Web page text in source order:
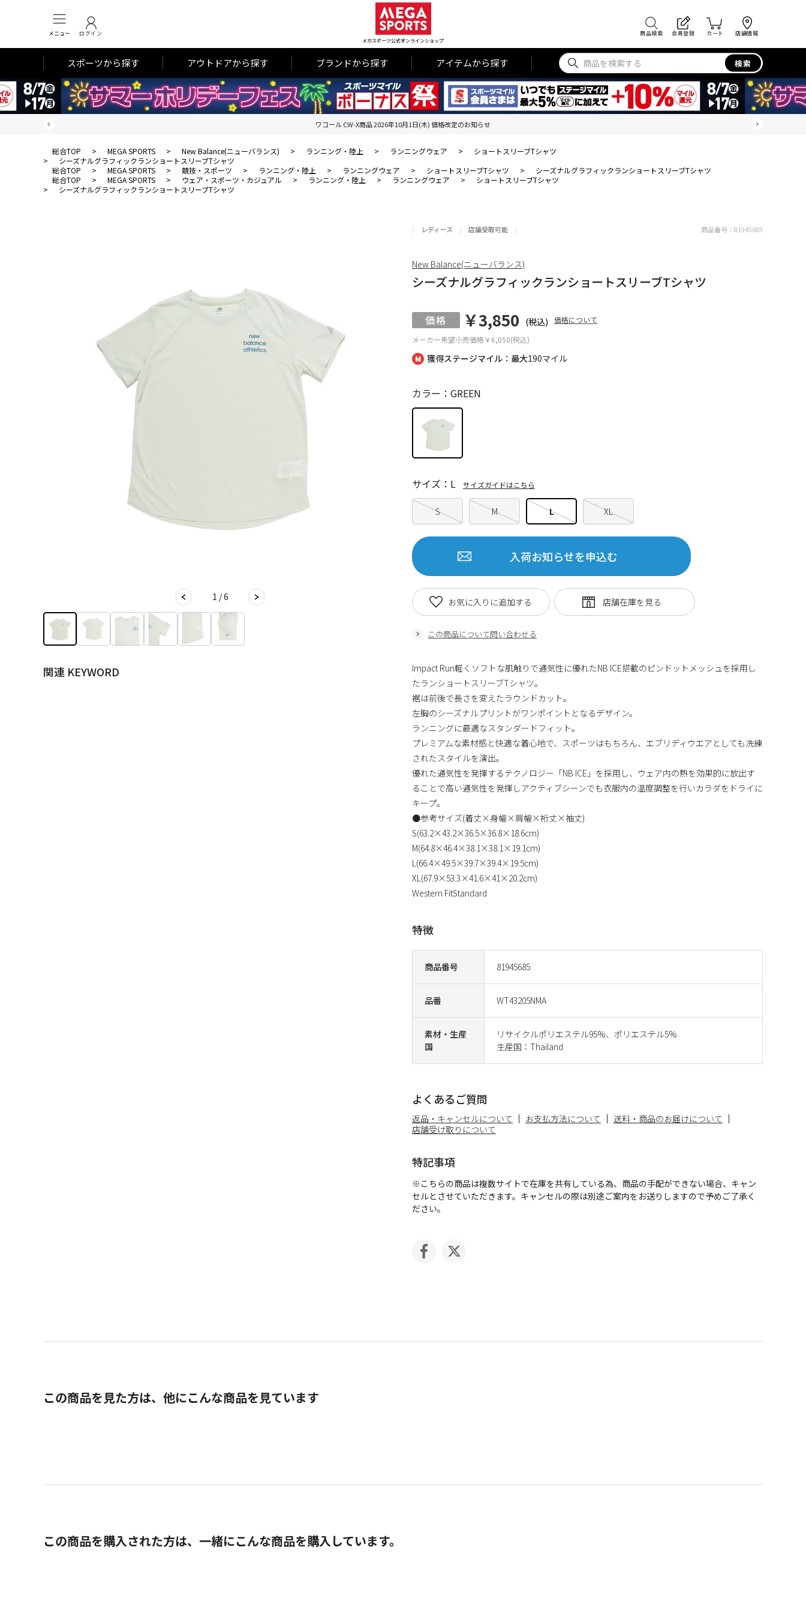
メニュー ログイン
メガスポーツ公式オンラインショップ
商品検索 会員登録 カート 店舗情報
スポーツから探す アウトドアから探す ブランドから探す アイテムから探す 検索
ワコール CW-X商品 2026年10月1日(木) 価格改定のお知らせ
総合TOP > MEGA SPORTS > New Balance(ニューバランス) > ランニング・陸上 > ランニングウェア >
ショートスリーブTシャツ
>
シーズナルグラフィックランショートスリーブTシャツ
総合TOP
> MEGA SPORTS > 競技・スポーツ > ランニング・陸上 > ランニングウェア > ショートスリーブTシャツ >
シーズナルグラフィックランショートスリーブTシャツ
総合TOP
> MEGA SPORTS > ウェア・スポーツ・カジュアル > ランニング・陸上 > ランニングウェア >
ショートスリーブTシャツ
>
シーズナルグラフィックランショートスリーブTシャツ
1 / 6
関連 KEYWORD
獲得ステージマイル：最大190マイル
レディース 店舗受取可能
シーズナルグラフィックランショートスリーブTシャツ
メーカー希望小売価格￥6,050(税込)
￥3,850 (税込) 価格について
商品番号 81945685
品番 WT43205NMA
素材・生産
国
リサイクルポリエステル95%、ポリエステル5%
生産国：Thailand
カラー：GREEN
S M L XL
サイズ：L サイズガイドはこちら
入荷お知らせを申込む
この商品について問い合わせる
お気に入りに追加する
商品番号： 81945685
New Balance(ニューバランス)
Impact Run軽くソフトな肌触りで通気性に優れたNB ICE搭載のピンドットメッシュを採用し
たランショートスリーブTシャツ。
裾は前後で長さを変えたラウンドカット。
左胸のシーズナルプリントがワンポイントとなるデザイン。
ランニングに最適なスタンダードフィット。
プレミアムな素材感と快適な着心地で、スポーツはもちろん、エブリディウエアとしても洗練
されたスタイルを演出。
優れた通気性を発揮するテクノロジー「NB ICE」を採用し、ウェア内の熱を効果的に放出す
ることで高い通気性を発揮しアクティブシーンでも衣服内の温度調整を行いカラダをドライに
キープ。
●参考サイズ(着丈×身幅×肩幅×裄丈×袖丈)
S(63.2×43.2×36.5×36.8×18.6cm)
M(64.8×46.4×38.1×38.1×19.1cm)
L(66.4×49.5×39.7×39.4×19.5cm)
XL(67.9×53.3×41.6×41×20.2cm)
Western FitStandard
特徴
よくあるご質問
返品・キャンセルについて お支払方法について
送料・商品のお届けについて
店舗受け取りについて
特記事項
※こちらの商品は複数サイトで在庫を共有している為、商品の手配ができない場合、キャン
セルとさせていただきます。キャンセルの際は別途ご案内をお送りしますので予めご了承く
ださい。
この商品を見た方は、他にこんな商品を見ています
この商品を購入された方は、一緒にこんな商品を購入しています。